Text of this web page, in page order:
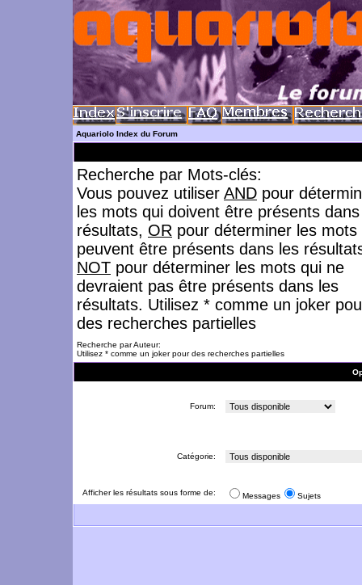
Aquariolo Index du Forum
Recherche par Mots-clés:
Vous pouvez utiliser AND pour
les mots qui doivent être présents
résultats, OR pour déterminer les mots
peuvent être présents dans les
NOT pour déterminer les mots qui ne
devraient pas être présents dans les
résultats. Utilisez * comme un joker
des recherches partielles
Recherche par Auteur:
Utilisez * comme un joker pour des recherches partielles
Forum:
Catégorie:
Afficher les résultats sous forme de: Messages Sujets